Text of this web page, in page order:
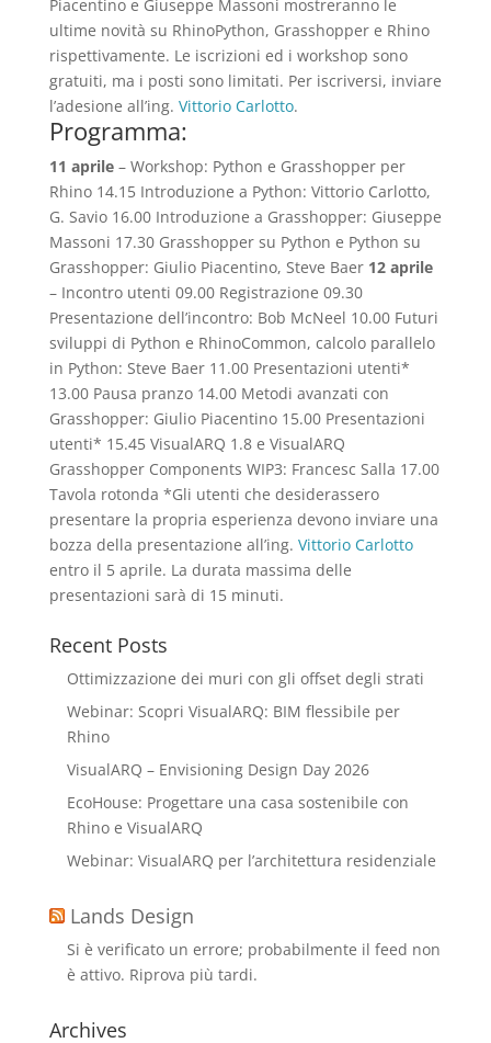
Piacentino e Giuseppe Massoni mostreranno le
ultime novità su RhinoPython, Grasshopper e Rhino
rispettivamente. Le iscrizioni ed i workshop sono
gratuiti, ma i posti sono limitati. Per iscriversi, inviare
l’adesione all’ing. Vittorio Carlotto.
Programma:
11 aprile– Workshop: Python e Grasshopper per
Rhino 14.15 Introduzione a Python: Vittorio Carlotto,
G. Savio 16.00 Introduzione a Grasshopper: Giuseppe
Massoni 17.30 Grasshopper su Python e Python su
Grasshopper: Giulio Piacentino, Steve Baer 12 aprile
– Incontro utenti 09.00 Registrazione 09.30
Presentazione dell’incontro: Bob McNeel 10.00 Futuri
sviluppi di Python e RhinoCommon, calcolo parallelo
in Python: Steve Baer 11.00 Presentazioni utenti*
13.00 Pausa pranzo 14.00 Metodi avanzati con
Grasshopper: Giulio Piacentino 15.00 Presentazioni
utenti* 15.45 VisualARQ 1.8 e VisualARQ
Grasshopper Components WIP3: Francesc Salla 17.00
Tavola rotonda *Gli utenti che desiderassero
presentare la propria esperienza devono inviare una
bozza della presentazione all’ing. Vittorio Carlotto
entro il 5 aprile. La durata massima delle
presentazioni sarà di 15 minuti.
Recent Posts
Ottimizzazione dei muri con gli offset degli strati
Webinar: Scopri VisualARQ: BIM flessibile per
Rhino
VisualARQ – Envisioning Design Day 2026
EcoHouse: Progettare una casa sostenibile con
Rhino e VisualARQ
Webinar: VisualARQ per l’architettura residenziale
Lands Design
Si è verificato un errore; probabilmente il feed non
è attivo. Riprova più tardi.
Archives